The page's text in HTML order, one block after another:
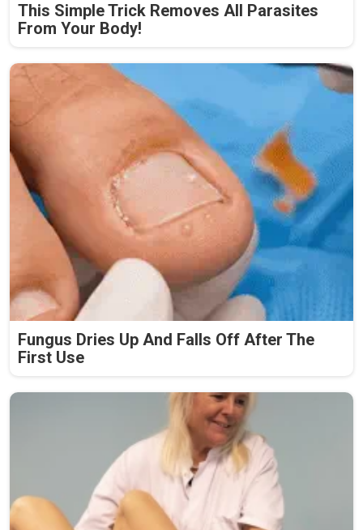
This Simple Trick Removes All Parasites
From Your Body!
Fungus Dries Up And Falls Off After The
First Use